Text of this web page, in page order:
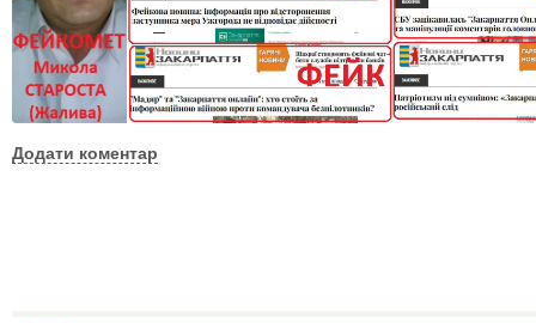
Додати коментар